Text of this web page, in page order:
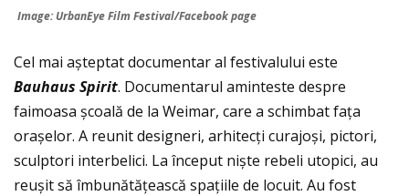
Image: UrbanEye Film Festival/Facebook page
Cel mai așteptat documentar al festivalului este
Bauhaus Spirit. Documentarul aminteste despre
faimoasa școală de la Weimar, care a schimbat fața
orașelor. A reunit designeri, arhitecți curajoși, pictori,
sculptori interbelici. La început niște rebeli utopici, au
reușit să îmbunătățească spațiile de locuit. Au fost